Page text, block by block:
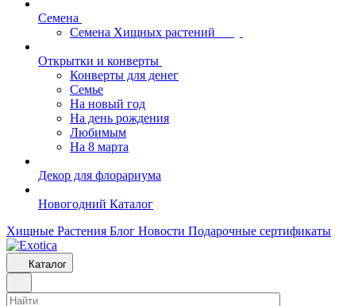
Семена
Семена Хищных растений
Открытки и конверты
Конверты для денег
Семье
На новый год
На день рождения
Любимым
На 8 марта
Декор для флорариума
Новогодний Каталог
Хищные Растения Блог Новости Подарочные сертификаты
Каталог